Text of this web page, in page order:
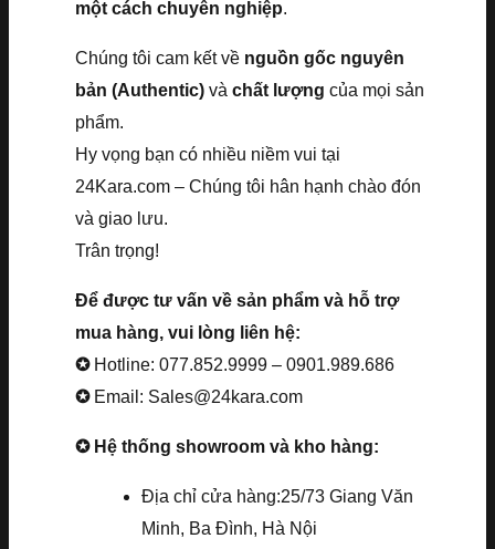
một cách chuyên nghiệp.
Chúng tôi cam kết về nguồn gốc nguyên
bản (Authentic) và chất lượng của mọi sản
phẩm.
Hy vọng bạn có nhiều niềm vui tại
24Kara.com – Chúng tôi hân hạnh chào đón
và giao lưu.
Trân trọng!
Để được tư vấn về sản phẩm và hỗ trợ
mua hàng, vui lòng liên hệ:
✪ Hotline: 077.852.9999 – 0901.989.686
✪ Email: Sales@24kara.com
✪ Hệ thống showroom và kho hàng:
Địa chỉ cửa hàng:25/73 Giang Văn
Minh, Ba Đình, Hà Nội